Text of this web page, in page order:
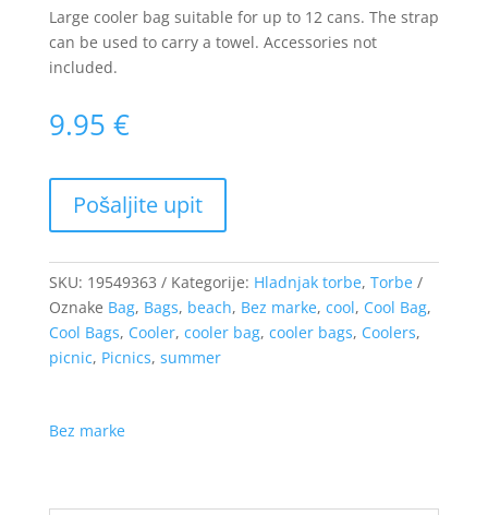
Large cooler bag suitable for up to 12 cans. The strap
can be used to carry a towel. Accessories not
included.
9.95 €
SKU: 19549363 Kategorije: Hladnjak torbe, Torbe
Oznake Bag, Bags, beach, Bez marke, cool, Cool Bag,
Cool Bags, Cooler, cooler bag, cooler bags, Coolers,
picnic, Picnics, summer
Bez marke